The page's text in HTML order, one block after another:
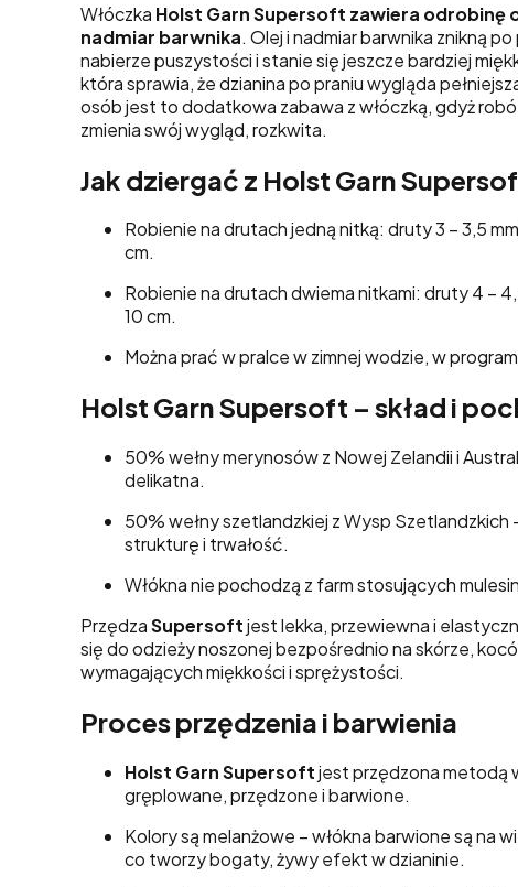
Włóczka Holst Garn Supersoft zawiera odrobinę
nadmiar barwnika. Olej i nadmiar barwnika znikną
nabierze puszystości i stanie się jeszcze bardziej
która sprawia, że dzianina po praniu wygląda
osób jest to dodatkowa zabawa z włóczką, gdyż
zmienia swój wygląd, rozkwita.
Jak dziergać z Holst Garn
Robienie na drutach jedną nitką: druty 3 – 3,5
cm.
Robienie na drutach dwiema nitkami: druty 4 –
10 cm.
Można prać w pralce w zimnej wodzie, w
Holst Garn Supersoft – skład i
50% wełny merynosów z Nowej Zelandii i
delikatna.
50% wełny szetlandzkiej z Wysp Szetlandzkich
strukturę i trwałość.
Włókna nie pochodzą z farm stosujących
PrzędzaSupersoftjest lekka, przewiewna i
się do odzieży noszonej bezpośrednio na skórze,
wymagających miękkości i sprężystości.
Proces przędzenia i barwienia
Holst Garn Supersoftjest przędzona metodą
gręplowane, przędzone i barwione.
Kolory są melanżowe – włókna barwione są na
co tworzy bogaty, żywy efekt w dzianinie.